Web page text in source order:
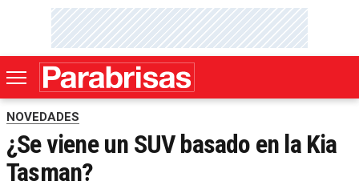
NOVEDADES
¿Se viene un SUV basado en la Kia
Tasman?